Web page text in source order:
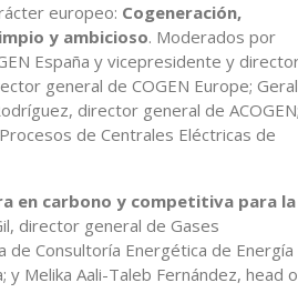
europeo: Cogeneración,
y ambicioso. Moderados por
España y vicepresidente y
general de COGEN Europe;
director general de ACOGEN;
de Centrales Eléctricas de
en carbono y competitiva para la
director general de Gases
de Consultoría Energética de Energía
y Melika Aali-Taleb Fernández, head